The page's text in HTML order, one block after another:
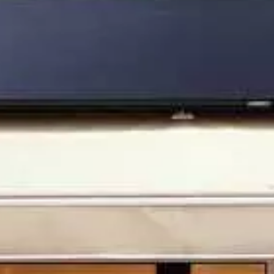
Afin de faciliter votre navigation et de vous
apporter le meilleur service possible, nous utilisons